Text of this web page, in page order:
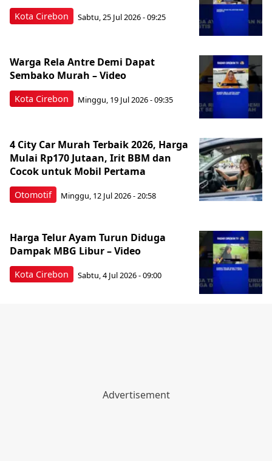
Kota Cirebon Sabtu, 25 Jul 2026 - 09:25
Kota Cirebon
Warga Rela Antre Demi Dapat
Sembako Murah – Video
Minggu, 19 Jul 2026 - 09:35
Otomotif
4 City Car Murah Terbaik 2026, Harga
Mulai Rp170 Jutaan, Irit BBM dan
Cocok untuk Mobil Pertama
Minggu, 12 Jul 2026 - 20:58
Kota Cirebon
Harga Telur Ayam Turun Diduga
Dampak MBG Libur – Video
Sabtu, 4 Jul 2026 - 09:00